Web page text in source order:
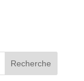
Recherche